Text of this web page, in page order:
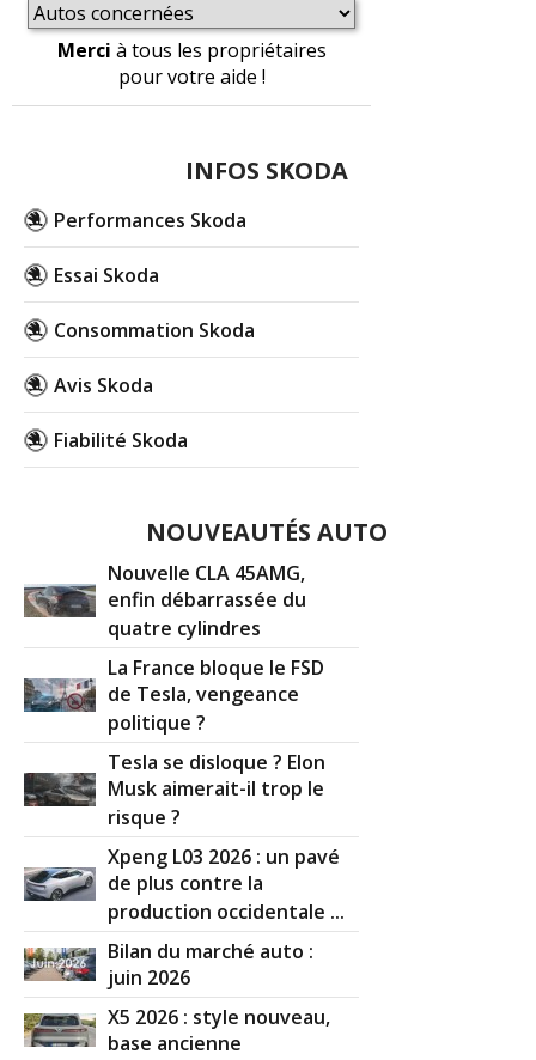
Merci à tous les propriétaires
pour votre aide !
INFOS SKODA
Performances Skoda
Essai Skoda
Consommation Skoda
Avis Skoda
Fiabilité Skoda
NOUVEAUTÉS AUTO
Nouvelle CLA 45AMG,
enfin débarrassée du
quatre cylindres
La France bloque le FSD
de Tesla, vengeance
politique ?
Tesla se disloque ? Elon
Musk aimerait-il trop le
risque ?
Xpeng L03 2026 : un pavé
de plus contre la
production occidentale ...
Bilan du marché auto :
juin 2026
X5 2026 : style nouveau,
base ancienne